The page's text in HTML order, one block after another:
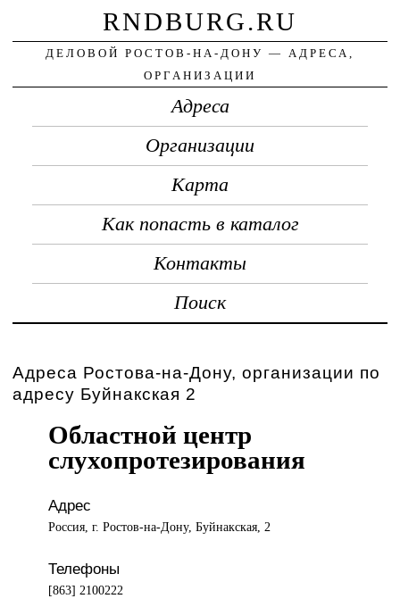
RNDBURG.RU
ДЕЛОВОЙ РОСТОВ-НА-ДОНУ — АДРЕСА,
ОРГАНИЗАЦИИ
Адреса
Организации
Карта
Как попасть в каталог
Контакты
Поиск
Адреса Ростова-на-Дону, организации по
адресу Буйнакская 2
Областной центр
слухопротезирования
Адрес
Россия, г. Ростов-на-Дону, Буйнакская, 2
Телефоны
[863] 2100222